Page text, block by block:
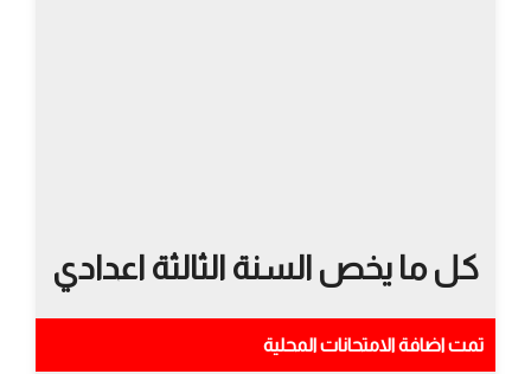
كل ما يخص السنة الثالثة اعدادي
تمت اضافة الامتحانات المحلية